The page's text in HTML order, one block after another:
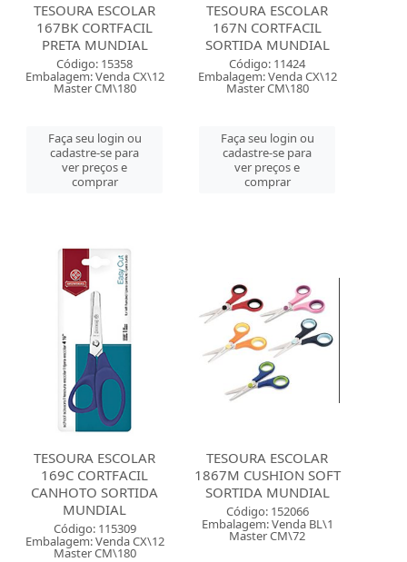
TESOURA ESCOLAR
167BK CORTFACIL
PRETA MUNDIAL
Código: 15358
Embalagem: Venda CX\12
Master CM\180
Faça seu login ou
cadastre-se para
ver preços e
comprar
TESOURA ESCOLAR
167N CORTFACIL
SORTIDA MUNDIAL
Código: 11424
Embalagem: Venda CX\12
Master CM\180
Faça seu login ou
cadastre-se para
ver preços e
comprar
TESOURA ESCOLAR
169C CORTFACIL
CANHOTO SORTIDA
MUNDIAL
Código: 115309
Embalagem: Venda CX\12
Master CM\180
TESOURA ESCOLAR
1867M CUSHION SOFT
SORTIDA MUNDIAL
Código: 152066
Embalagem: Venda BL\1
Master CM\72